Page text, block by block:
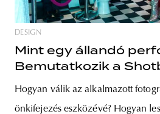
DESIGN
Mint egy állandó
Bemutatkozik a
Hogyan válik az alkalmazott
önkifejezés eszközévé? Hogyan